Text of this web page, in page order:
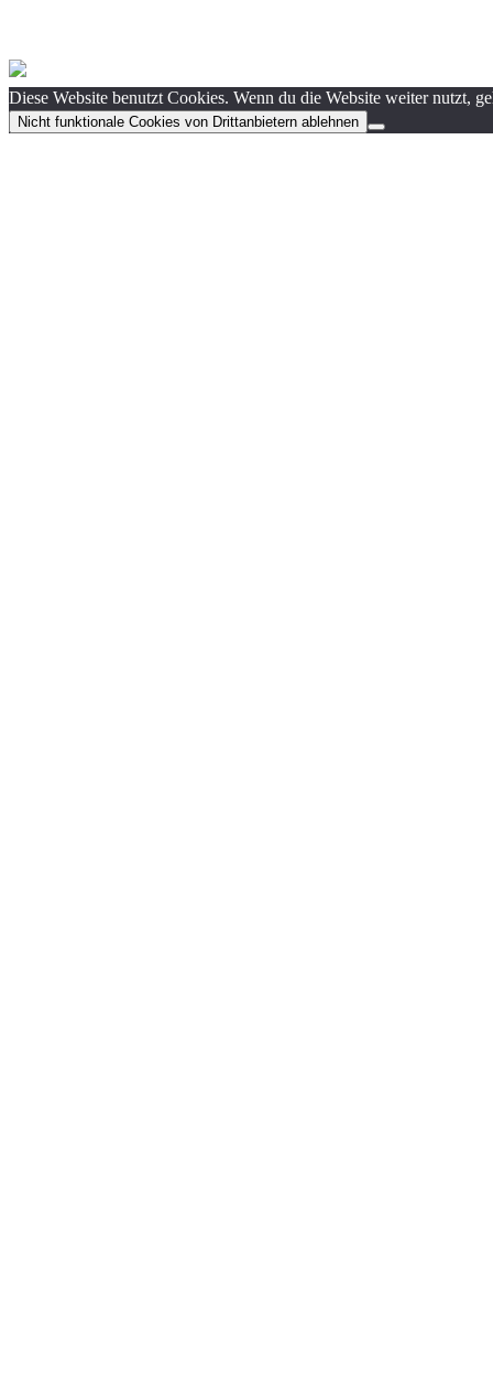
Diese Website benutzt Cookies. Wenn du die Website weiter nutzt,
Nicht funktionale Cookies von Drittanbietern ablehnen